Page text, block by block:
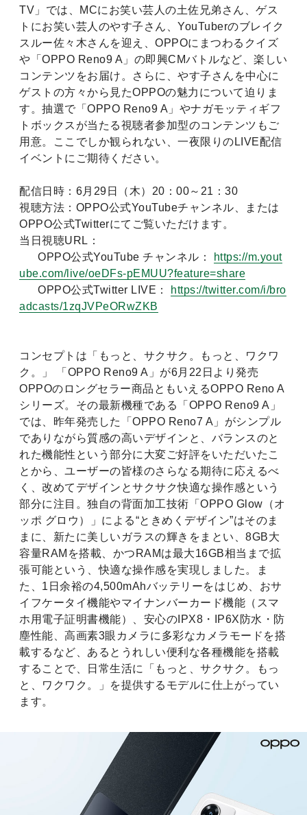
TV」では、MCにお笑い芸人の土佐兄弟さん、ゲス
トにお笑い芸人のやす子さん、YouTuberのブレイク
スルー佐々木さんを迎え、OPPOにまつわるクイズ
や「OPPO Reno9 A」の即興CMバトルなど、楽しい
コンテンツをお届け。さらに、やす子さんを中心に
ゲストの方々から見たOPPOの魅力について迫りま
す。抽選で「OPPO Reno9 A」やナガモッティギフ
トボックスが当たる視聴者参加型のコンテンツもご
用意。ここでしか観られない、一夜限りのLIVE配信
イベントにご期待ください。
配信日時： 6月29日（木）20：00～21：30
視聴方法： OPPO公式YouTubeチャンネル、または
OPPO公式Twitterにてご覧いただけます。
当日視聴URL：
OPPO公式YouTube チャンネル：
https://m.yout
ube.com/live/oeDFs-pEMUU?feature=share
OPPO公式Twitter LIVE：
https://twitter.com/i/bro
adcasts/1zqJVPeORwZKB
コンセプトは「もっと、サクサク。もっと、ワクワ
ク。」 「OPPO Reno9 A」が6月22日より発売
OPPOのロングセラー商品ともいえるOPPO Reno A
シリーズ。その最新機種である「OPPO Reno9 A」
では、昨年発売した「OPPO Reno7 A」がシンプル
でありながら質感の高いデザインと、バランスのと
れた機能性という部分に大変ご好評をいただいたこ
とから、ユーザーの皆様のさらなる期待に応えるべ
く、改めてデザインとサクサク快適な操作感という
部分に注目。独自の背面加工技術「OPPO Glow（オ
ッポ グロウ）」による“ときめくデザイン”はそのま
まに、新たに美しいガラスの輝きをまとい、8GB大
容量RAMを搭載、かつRAMは最大16GB相当まで拡
張可能という、快適な操作感を実現しました。ま
た、1日余裕の4,500mAhバッテリーをはじめ、おサ
イフケータイ機能やマイナンバーカード機能（スマ
ホ用電子証明書機能）、安心のIPX8・IP6X防水・防
塵性能、高画素3眼カメラに多彩なカメラモードを搭
載するなど、あるとうれしい便利な各種機能を搭載
することで、日常生活に「もっと、サクサク。もっ
と、ワクワク。」を提供するモデルに仕上がってい
ます。